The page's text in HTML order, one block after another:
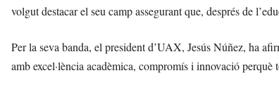
volgut destacar el seu camp assegurant que, després de
Per la seva banda, el president d’UAX, Jesús Núñez, ha
amb excel·lència acadèmica, compromís i innovació perquè